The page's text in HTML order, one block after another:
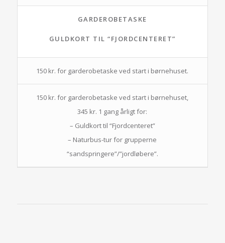
GARDEROBETASKE
GULDKORT TIL “FJORDCENTERET”
150 kr. for garderobetaske ved start i børnehuset.
150 kr. for garderobetaske ved start i børnehuset,
345 kr. 1 gang årligt for:
– Guldkort til “Fjordcenteret”
– Naturbus-tur for grupperne
“sandspringere”/”jordløbere”.